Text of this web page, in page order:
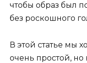
чтобы образ был
без роскошного
В этой статье мы
очень простой, но